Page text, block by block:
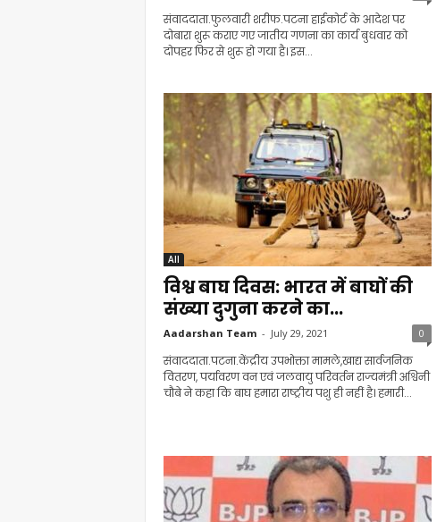
संवाददाता.फुलवारी शरीफ.पटना हाईकोर्ट के आदेश पर
दोबारा शुरू कराए गए जातीय गणना का कार्य बुधवार को
दोपहर फिर से शुरू हो गया है। इस...
All
विश्व बाघ दिवस: भारत में बाघों की
संख्या दुगुना करने का...
Aadarshan Team - July 29, 2021 0
संवाददाता.पटना.केंद्रीय उपभोक्ता मामले,खाद्य सार्वजनिक
वितरण, पर्यावरण वन एवं जलवायु परिवर्तन राज्यमंत्री अश्विनी
चौबे ने कहा कि बाघ हमारा राष्ट्रीय पशु ही नहीं है। हमारी...